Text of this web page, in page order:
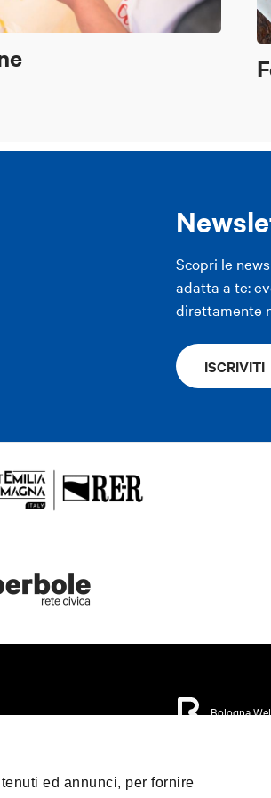
ed annunci, per fornire
Scopri le
adatta a te:
direttamente
ISCRIVITI
Bologna
Condizioni di Vendita